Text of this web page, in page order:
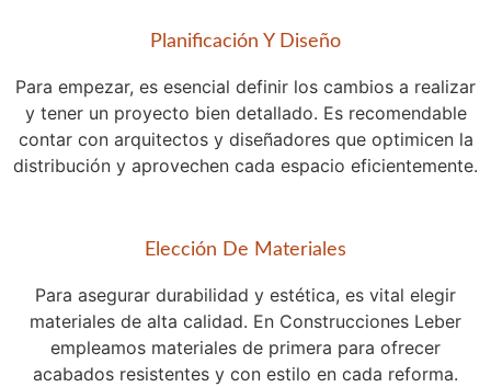
Planificación Y Diseño
Para empezar, es esencial definir los cambios a realizar
y tener un proyecto bien detallado. Es recomendable
contar con arquitectos y diseñadores que optimicen la
distribución y aprovechen cada espacio eficientemente.
Elección De Materiales
Para asegurar durabilidad y estética, es vital elegir
materiales de alta calidad. En Construcciones Leber
empleamos materiales de primera para ofrecer
acabados resistentes y con estilo en cada reforma.